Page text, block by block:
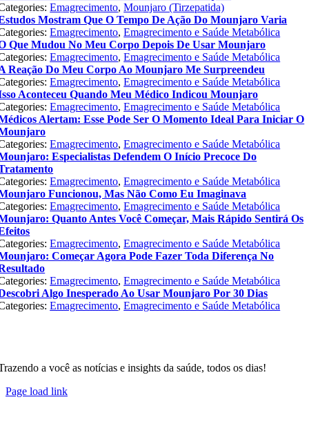
Emagrecimento,Mounjaro (Tirzepatida)
Mostram Que O Tempo De Ação Do Mounjaro Varia
Emagrecimento,Emagrecimento e Saúde Metabólica
Que Mudou No Meu Corpo Depois De Usar Mounjaro
Emagrecimento,Emagrecimento e Saúde Metabólica
Reação Do Meu Corpo Ao Mounjaro Me Surpreendeu
Emagrecimento,Emagrecimento e Saúde Metabólica
Aconteceu Quando Meu Médico Indicou Mounjaro
Emagrecimento,Emagrecimento e Saúde Metabólica
Alertam: Esse Pode Ser O Momento Ideal Para Iniciar O
Emagrecimento,Emagrecimento e Saúde Metabólica
Especialistas Defendem O Início Precoce Do
Emagrecimento,Emagrecimento e Saúde Metabólica
Funcionou, Mas Não Como Eu Imaginava
Emagrecimento,Emagrecimento e Saúde Metabólica
Quanto Antes Você Começar, Mais Rápido Sentirá Os
Emagrecimento,Emagrecimento e Saúde Metabólica
Começar Agora Pode Fazer Toda Diferença No
Emagrecimento,Emagrecimento e Saúde Metabólica
Algo Inesperado Ao Usar Mounjaro Por 30 Dias
Emagrecimento,Emagrecimento e Saúde Metabólica
a você as notícias e insights da saúde, todos os dias!
Page load link